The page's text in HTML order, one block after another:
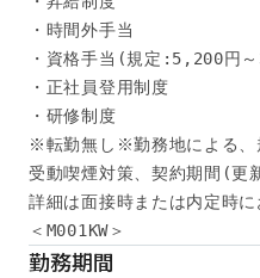
・時間外手当
・資格手当(規定:5,200円
・正社員登用制度
・研修制度
※転勤無し※勤務地による、
受動喫煙対策、契約期間(更
詳細は面接時または内定時に
＜M001KW＞
勤務期間